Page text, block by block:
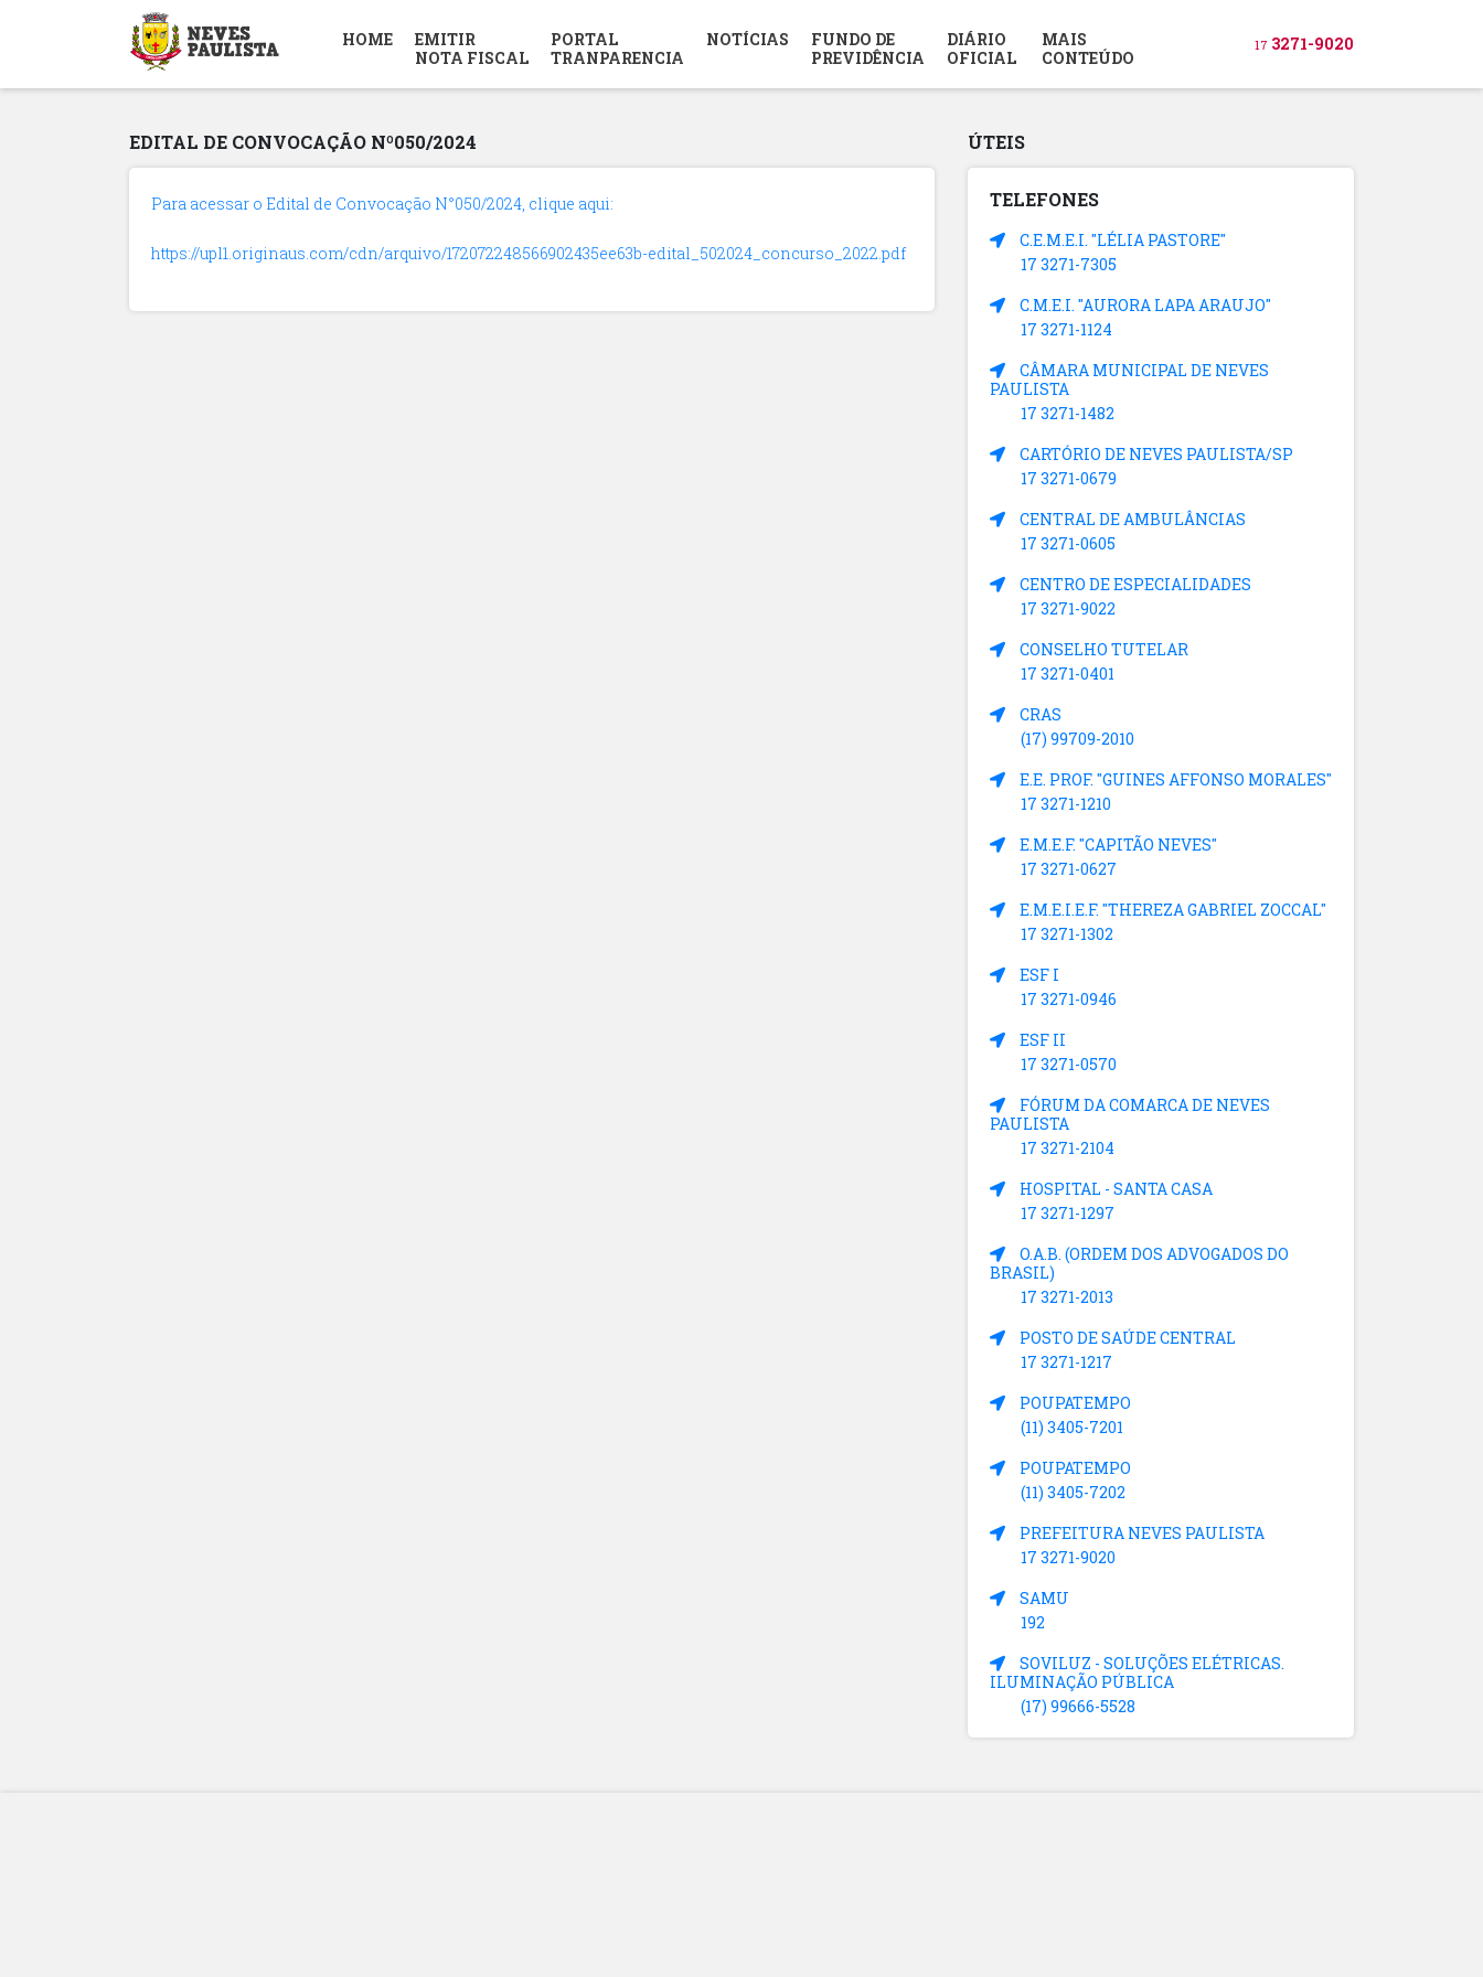
HOME
EMITIR
NOTA FISCAL
PORTAL
TRANPARENCIA
NOTÍCIAS
FUNDO DE
PREVIDÊNCIA
DIÁRIO
OFICIAL
MAIS
CONTEÚDO
17 3271-9020
EDITAL DE CONVOCAÇÃO Nº050/2024
Para acessar o Edital de Convocação N°050/2024, clique aqui:
https://upl1.originaus.com/cdn/arquivo/172072248566902435ee63b-edital_502024_concurso_2022.pdf
ÚTEIS
TELEFONES
C.E.M.E.I. "LÉLIA PASTORE"
17 3271-7305
C.M.E.I. "AURORA LAPA ARAUJO"
17 3271-1124
CÂMARA MUNICIPAL DE NEVES
PAULISTA
17 3271-1482
CARTÓRIO DE NEVES PAULISTA/SP
17 3271-0679
CENTRAL DE AMBULÂNCIAS
17 3271-0605
CENTRO DE ESPECIALIDADES
17 3271-9022
CONSELHO TUTELAR
17 3271-0401
CRAS
(17) 99709-2010
E.E. PROF. "GUINES AFFONSO MORALES"
17 3271-1210
E.M.E.F. "CAPITÃO NEVES"
17 3271-0627
E.M.E.I.E.F. "THEREZA GABRIEL ZOCCAL"
17 3271-1302
ESF I
17 3271-0946
ESF II
17 3271-0570
FÓRUM DA COMARCA DE NEVES
PAULISTA
17 3271-2104
HOSPITAL - SANTA CASA
17 3271-1297
O.A.B. (ORDEM DOS ADVOGADOS DO
BRASIL)
17 3271-2013
POSTO DE SAÚDE CENTRAL
17 3271-1217
POUPATEMPO
(11) 3405-7201
POUPATEMPO
(11) 3405-7202
PREFEITURA NEVES PAULISTA
17 3271-9020
SAMU
192
SOVILUZ - SOLUÇÕES ELÉTRICAS.
ILUMINAÇÃO PÚBLICA
(17) 99666-5528